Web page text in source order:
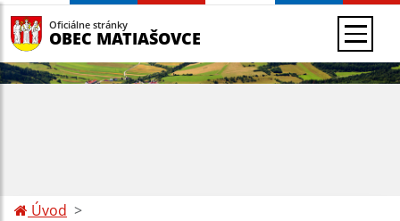
Oficiálne stránky
OBEC MATIAŠOVCE
Úvod